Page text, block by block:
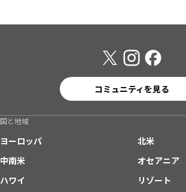
コミュニティを見る
国と地域
ヨーロッパ
北米
中南米
オセアニア
ハワイ
リゾート